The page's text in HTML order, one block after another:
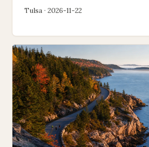
Tulsa · 2026-11-22